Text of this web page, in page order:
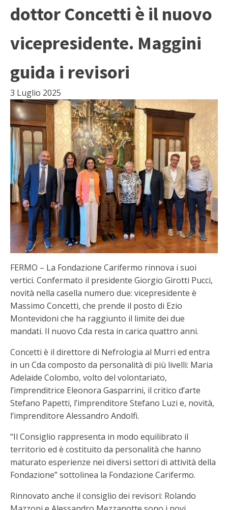
dottor Concetti è il nuovo
vicepresidente. Maggini
guida i revisori
3 Luglio 2025
FERMO – La Fondazione Carifermo rinnova i suoi
vertici. Confermato il presidente Giorgio Girotti Pucci,
novità nella casella numero due: vicepresidente è
Massimo Concetti, che prende il posto di Ezio
Montevidoni che ha raggiunto il limite dei due
mandati. Il nuovo Cda resta in carica quattro anni.
Concetti è il direttore di Nefrologia al Murri ed entra
in un Cda composto da personalità di più livelli: Maria
Adelaide Colombo, volto del volontariato,
l’imprenditrice Eleonora Gasparrini, il critico d’arte
Stefano Papetti, l’imprenditore Stefano Luzi e, novità,
l’imprenditore Alessandro Andolfi.
“Il Consiglio rappresenta in modo equilibrato il
territorio ed è costituito da personalità che hanno
maturato esperienze nei diversi settori di attività della
Fondazione” sottolinea la Fondazione Carifermo.
Rinnovato anche il consiglio dei revisori: Rolando